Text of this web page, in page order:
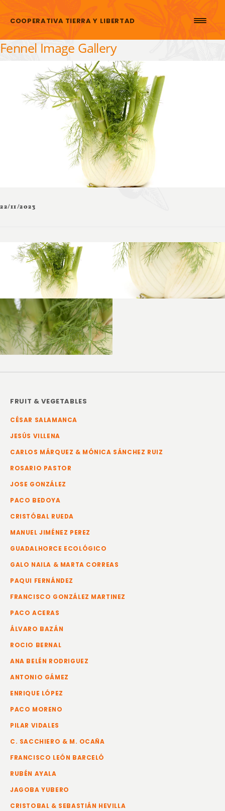
COOPERATIVA TIERRA Y LIBERTAD
Fennel Image Gallery
22/11/2023
FRUIT & VEGETABLES
CÉSAR SALAMANCA
JESÚS VILLENA
CARLOS MÁRQUEZ & MÓNICA SÁNCHEZ RUIZ
ROSARIO PASTOR
JOSE GONZÁLEZ
PACO BEDOYA
CRISTÓBAL RUEDA
MANUEL JIMÉNEZ PEREZ
GUADALHORCE ECOLÓGICO
GALO NAILA & MARTA CORREAS
PAQUI FERNÁNDEZ
FRANCISCO GONZÁLEZ MARTINEZ
PACO ACERAS
ÁLVARO BAZÁN
ROCIO BERNAL
ANA BELÉN RODRIGUEZ
ANTONIO GÁMEZ
ENRIQUE LÓPEZ
PACO MORENO
PILAR VIDALES
C. SACCHIERO & M. OCAÑA
FRANCISCO LEÓN BARCELÓ
RUBÉN AYALA
JAGOBA YUBERO
CRISTOBAL & SEBASTIÁN HEVILLA